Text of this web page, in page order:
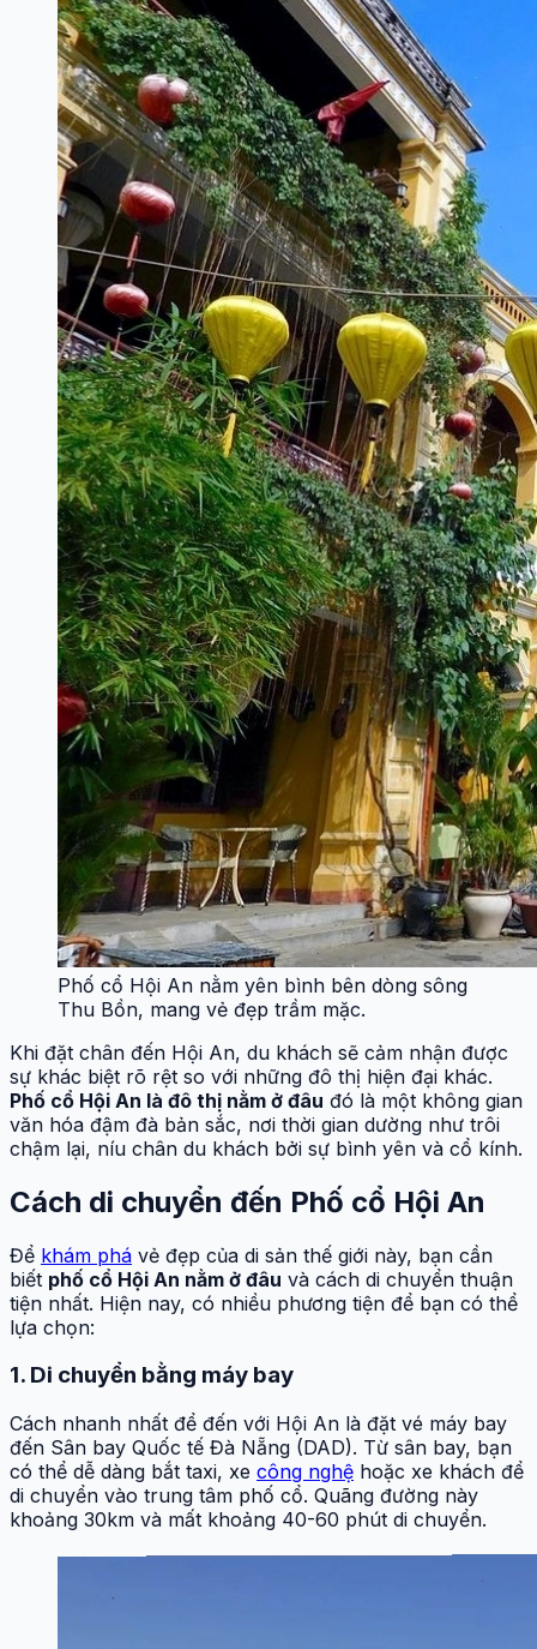
Phố cổ Hội An nằm yên bình bên dòng sông
Thu Bồn, mang vẻ đẹp trầm mặc.
Khi đặt chân đến Hội An, du khách sẽ cảm nhận được
sự khác biệt rõ rệt so với những đô thị hiện đại khác.
Phố cổ Hội An là đô thị nằm ở đâu đó là một không gian
văn hóa đậm đà bản sắc, nơi thời gian dường như trôi
chậm lại, níu chân du khách bởi sự bình yên và cổ kính.
Cách di chuyển đến Phố cổ Hội An
Để khám phá vẻ đẹp của di sản thế giới này, bạn cần
biết phố cổ Hội An nằm ở đâu và cách di chuyển thuận
tiện nhất. Hiện nay, có nhiều phương tiện để bạn có thể
lựa chọn:
1. Di chuyển bằng máy bay
Cách nhanh nhất để đến với Hội An là đặt vé máy bay
đến Sân bay Quốc tế Đà Nẵng (DAD). Từ sân bay, bạn
có thể dễ dàng bắt taxi, xe công nghệ hoặc xe khách để
di chuyển vào trung tâm phố cổ. Quãng đường này
khoảng 30km và mất khoảng 40-60 phút di chuyển.